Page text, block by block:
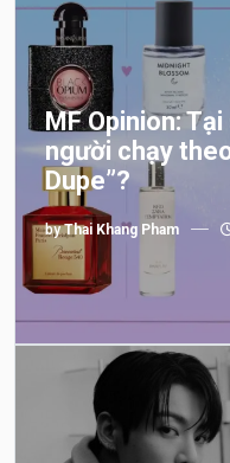
MF Opinion:
người chạy
Dupe”?
byThai Khang Pham